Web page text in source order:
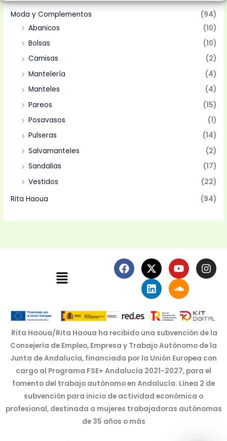
Moda y Complementos
(94)
Abanicos
(10)
Bolsas
(10)
Camisas
(2)
Mantelería
(4)
Manteles
(4)
Pareos
(15)
Posavasos
(1)
Pulseras
(14)
Salvamanteles
(2)
Sandalias
(17)
Vestidos
(22)
Rita Haoua
(94)
Menú
F
a
c
o
o
k
X
-
t
w
i
t
t
e
r
Y
o
u
t
u
b
e
I
n
s
g
r
a
m
L
i
n
k
e
d
i
n
S
o
u
n
d
c
o
u
d
Rita Haoua/Rita Haoua ha recibido una subvención de la
Consejería de Empleo, Empresa y Trabajo Autónomo de la
Junta de Andalucía, financiada por la Unión Europea con
cargo al Programa FSE+ Andalucía 2021-2027, para el
fomento del trabajo autónomo en Andalucía. Línea 2 de
subvención para inicio de actividad económica o
profesional, destinada a mujeres trabajadoras autónomas
de 35 años o más